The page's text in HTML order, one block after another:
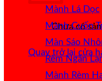
Chưa có
Quay trở lại cửa
Mành Lá Dọc
Mành Cuốn
Màn Sáo
Rèm Ngăn
Mành Rèm